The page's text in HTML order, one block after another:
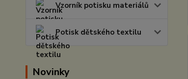
Vzorník potisku materiálů
Potisk dětského textilu
Novinky